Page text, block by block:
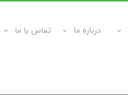
درباره ما تماس با ما